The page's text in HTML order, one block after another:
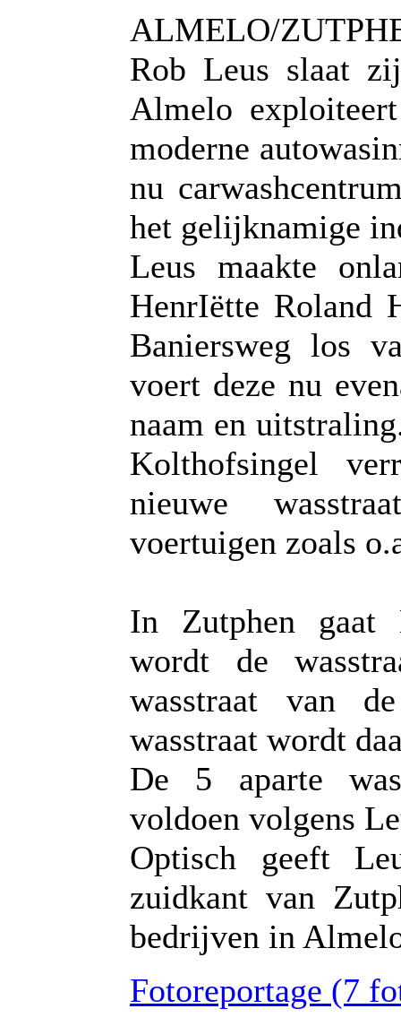
ALMELO/
Rob Leus slaat
Almelo
moderne
nu
het gelijknamige
Leus maakte
HenrIëtte Roland
Baniersweg los
voert deze nu
naam en
Kolthofsingel
nieuwe
voertuigen zoals
In Zutphen gaat
wordt de
wasstraat van
wasstraat wordt
De 5 aparte
voldoen volgens
Optisch geeft
zuidkant van
bedrijven in
Fotoreportage (7